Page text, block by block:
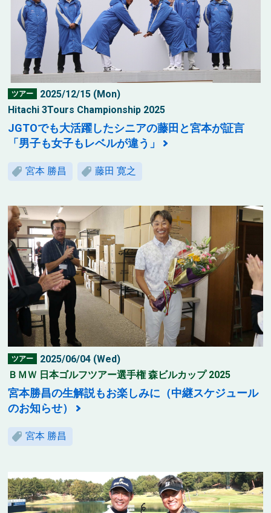
ツアー
2025/12/15 (Mon)
Hitachi 3Tours Championship 2025
JGTOでも大活躍したシニアの藤田と宮本が証言
「男子も女子もレベルが違う」
宮本 勝昌 藤田 寛之
ツアー
2025/06/04 (Wed)
ＢＭＷ 日本ゴルフツアー選手権 森ビルカップ 2025
宮本勝昌の生解説もお楽しみに（中継スケジュール
のお知らせ）
宮本 勝昌